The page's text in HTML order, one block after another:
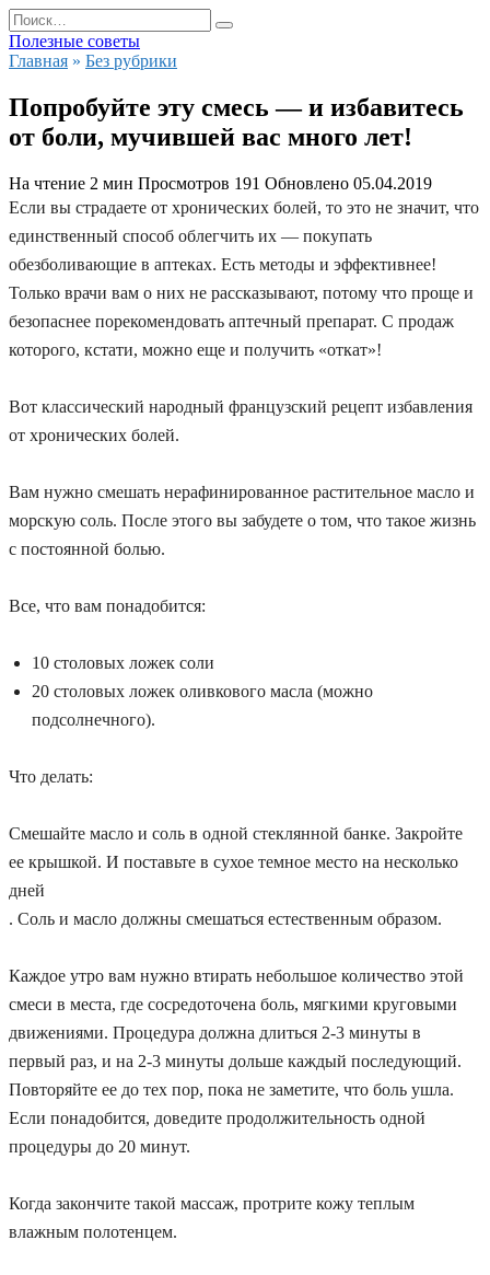
Перейти
к
содержанию
Search
for:
Полезные советы
Главная » Без рубрики
Попробуйте эту смесь — и избавитесь
от боли, мучившей вас много лет!
На чтение 2 мин Просмотров 191 Обновлено 05.04.2019
Если вы страдаете от хронических болей, то это не значит, что
единственный способ облегчить их — покупать
обезболивающие в аптеках. Есть методы и эффективнее!
Только врачи вам о них не рассказывают, потому что проще и
безопаснее порекомендовать аптечный препарат. С продаж
которого, кстати, можно еще и получить «откат»!
Вот классический народный французский рецепт избавления
от хронических болей.
Вам нужно смешать нерафинированное растительное масло и
морскую соль. После этого вы забудете о том, что такое жизнь
с постоянной болью.
Все, что вам понадобится:
10 столовых ложек соли
20 столовых ложек оливкового масла (можно
подсолнечного).
Что делать:
Смешайте масло и соль в одной стеклянной банке. Закройте
ее крышкой. И поставьте в сухое темное место на несколько
дней
. Соль и масло должны смешаться естественным образом.
Каждое утро вам нужно втирать небольшое количество этой
смеси в места, где сосредоточена боль, мягкими круговыми
движениями. Процедура должна длиться 2-3 минуты в
первый раз, и на 2-3 минуты дольше каждый последующий.
Повторяйте ее до тех пор, пока не заметите, что боль ушла.
Если понадобится, доведите продолжительность одной
процедуры до 20 минут.
Когда закончите такой массаж, протрите кожу теплым
влажным полотенцем.